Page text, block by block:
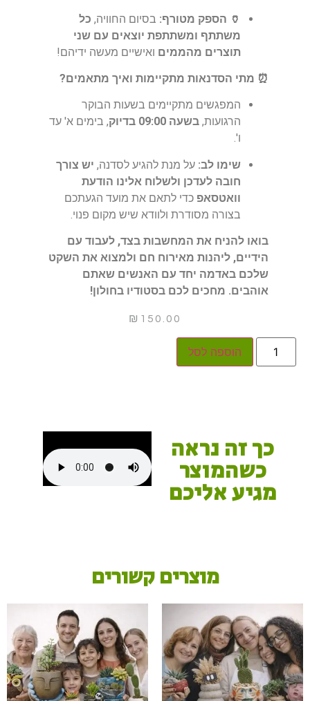
🏺 הספק מטורף: בסיום החוויה, כל
משתתף ומשתתפת יוצאים עם שני
תוצרים מהממים ואישיים מעשה ידיהם!
⏰ מתי הסדנאות מתקיימות ואיך מתאמים?
המפגשים מתקיימים בשעות הבוקר
הרגועות, בשעה 09:00 בדיוק
, בימים א' עד
ו'.
שימו לב: על מנת להגיע לסדנה, יש צורך
חובה לעדכן ולשלוח אלינו הודעת
וואטסאפ כדי לתאם את מועד הגעתכם
בצורה מסודרת ולוודא שיש מקום פנוי.
בואו להניח את המחשבות בצד, לעבוד עם
הידיים, ליהנות מאירוח חם ולמצוא את השקט
שלכם באדמה יחד עם האנשים שאתם
אוהבים. מחכים לכם בסטודיו בחולון!
₪ 150.00
הוספה לסל
כך זה נראה
כשהמוצר
מגיע אליכם
מוצריםקשורים